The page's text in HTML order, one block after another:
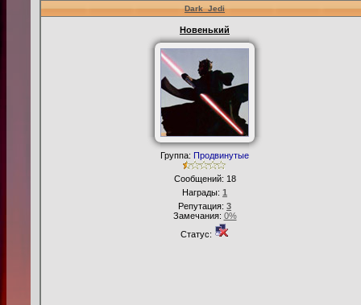
Dark_Jedi
Новенький
Группа: Продвинутые
Сообщений: 18
Награды: 1
Репутация: 3
Замечания: 0%
Статус: